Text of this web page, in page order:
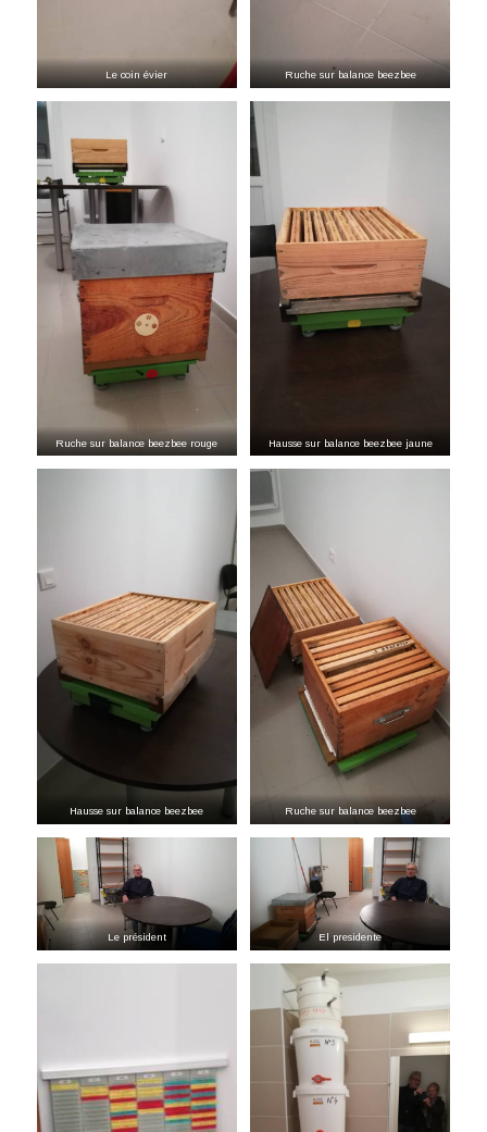
Le coin évier Ruche sur balance beezbee
Ruche sur balance beezbee rouge Hausse sur balance beezbee jaune
Hausse sur balance beezbee Ruche sur balance beezbee
Le président El presidente